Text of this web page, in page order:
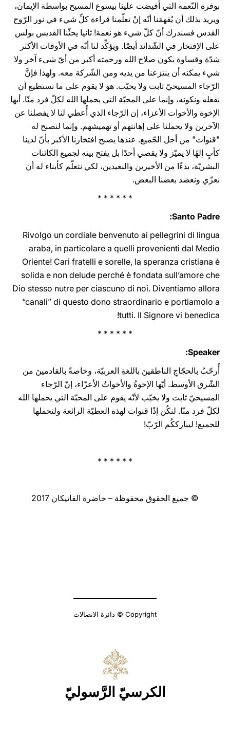
بوفرة النّعمة التي أُفيضت علينا بيسوع المسيح بواسطة الإيمان،
ويريد بذلك أن يُفهمَنا أنّه إنْ تعلّمنا قراءة كلِّ شيء في نور الرّوح
القدس فسندرك أنّ كلّ شيء هو نعمة! ثانيا يحثّنا القديس بولس
على الإفتخار في الشّدائد أيضًا. ويؤكِّد لنا أنّه في الأوقات الأكثر
شدّة وقساوة يكون صلاح الله ورحمته أكبر من أيّ شيء آخر ولا
شيء يمكنه أن ينتزعنا من يديه ومن الشّركة معه. ولهذا فإنَّ
الرّجاء المسيحيّ ثابت ولا يخيّب. هو لا يقوم على ما نستطيع أن
نفعله ونكونه، وإنما على المحبّة التي يحملها الله لكلّ فرد منّا. أيها
الإخوة والأخوات الأعزاء، إن الرّجاء الذي أُعطي لنا لا يفصلنا عن
الآخرين ولا يحملنا على إهانتهم أو تهميشهم. وإنما لنصبح له
"قنوات" من أجل الجّميع. عندها يصبح افتخارنا الأكبر بأنّ لدينا
كأبٍ إلهًا لا يميّز ولا يقصي أحدًا بل يفتح بيته لجميع الكائنات
البشريّة، بدءًا من الأخيرين والبعيدين، لكي نتعلّم كأبناء له أن
نعزّي ونعضد بعضنا البعض.
* * * * * *
Santo Padre:
Rivolgo un cordiale benvenuto ai pellegrini di lingua
araba, in particolare a quelli provenienti dal Medio
Oriente! Cari fratelli e sorelle, la speranza cristiana è
solida e non delude perché è fondata sull’amore che
Dio stesso nutre per ciascuno di noi. Diventiamo allora
“canali” di questo dono straordinario e portiamolo a
tutti. Il Signore vi benedica!
* * * * * *
Speaker:
أُرحّبُ بالحجّاجِ الناطقينَ باللغةِ العربيّة، وخاصةً بالقادمينَ من
الشّرق الأوسط. أيّها الإخوةُ والأخواتُ الأعزّاء، إنّ الرّجاء
المسيحيّ ثابت ولا يخيّب لأنّه يقوم على المحبّة التي يحملها الله
لكلّ فرد منّا. لنكُن إذًا قنوات لهذه العطيّة الرائعة ولنحملها
للجميع! ليبارككُم الرّبّ!
* * * * * *
© جميع الحقوق محفوظة – حاضرة الفاتيكان 2017
Copyright © دائرة الاتصالات
الكرسيّ الرَّسوليّ